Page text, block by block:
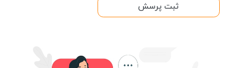
ثبت پرسش